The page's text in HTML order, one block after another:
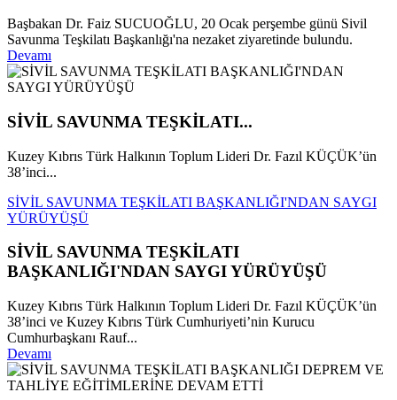
Başbakan Dr. Faiz SUCUOĞLU, 20 Ocak perşembe günü Sivil
Savunma Teşkilatı Başkanlığı'na nezaket ziyaretinde bulundu.
Devamı
SİVİL SAVUNMA TEŞKİLATI...
Kuzey Kıbrıs Türk Halkının Toplum Lideri Dr. Fazıl KÜÇÜK’ün
38’inci...
SİVİL SAVUNMA TEŞKİLATI BAŞKANLIĞI'NDAN SAYGI
YÜRÜYÜŞÜ
SİVİL SAVUNMA TEŞKİLATI
BAŞKANLIĞI'NDAN SAYGI YÜRÜYÜŞÜ
Kuzey Kıbrıs Türk Halkının Toplum Lideri Dr. Fazıl KÜÇÜK’ün
38’inci ve Kuzey Kıbrıs Türk Cumhuriyeti’nin Kurucu
Cumhurbaşkanı Rauf...
Devamı